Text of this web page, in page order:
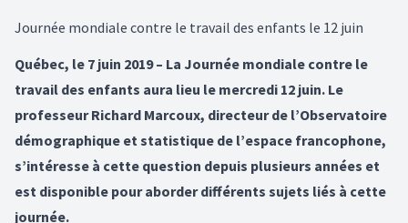
Journée mondiale contre le travail des enfants le 12 juin
Québec, le 7 juin 2019 – La Journée mondiale contre le
travail des enfants aura lieu le mercredi 12 juin. Le
professeur Richard Marcoux, directeur de l’Observatoire
démographique et statistique de l’espace francophone,
s’intéresse à cette question depuis plusieurs années et
est disponible pour aborder différents sujets liés à cette
journée.